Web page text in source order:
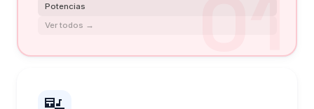
Potencias
Ver todos →